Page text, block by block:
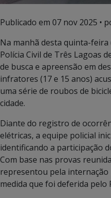
Publicado em 07 nov 2025 •
Na manhã desta quinta-feira
Polícia Civil de Três Lagoas
de busca e apreensão em
infratores (17 e 15 anos)
uma série de roubos de
cidade.
Diante do registro de
elétricas, a equipe policial
identificando a participação
Com base nas provas
representou pela
medida que foi deferida pelo